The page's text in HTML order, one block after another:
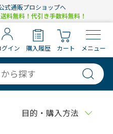
式通販プロショップへ
送料無料！代引き手数料無料！
グイン 購入履歴 カート メニュー
目的・購入方法